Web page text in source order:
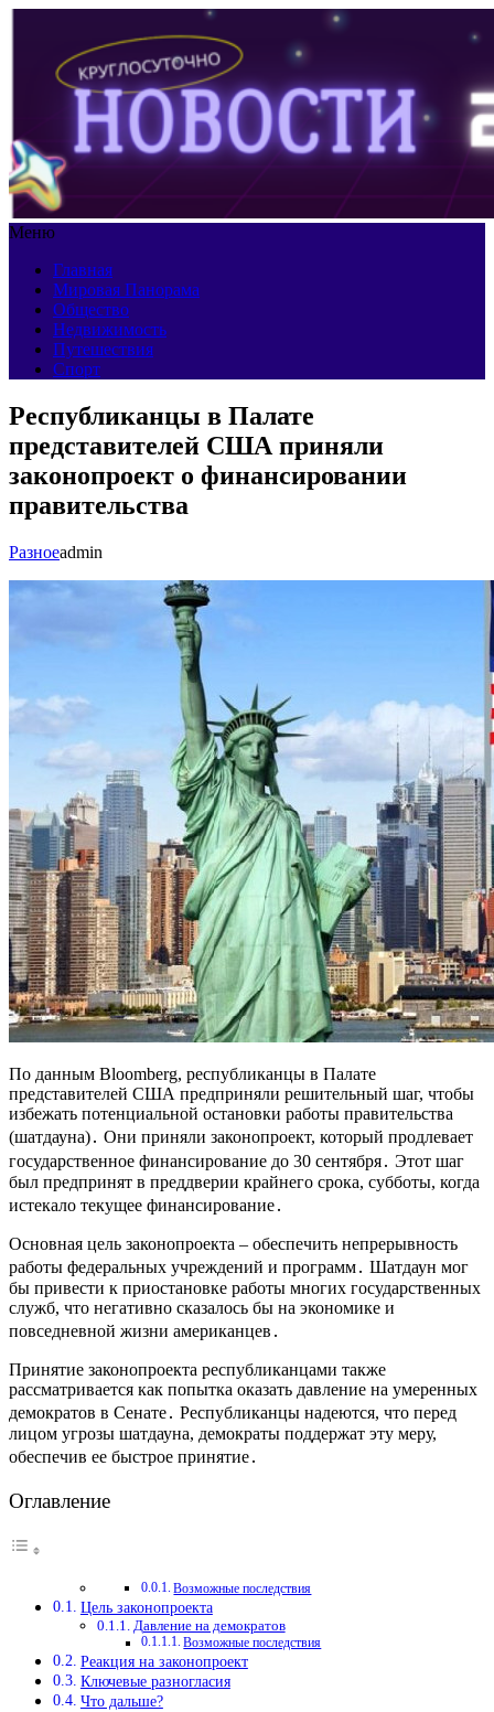
Меню
Главная
Мировая Панорама
Общество
Недвижимость
Путешествия
Спорт
Республиканцы в Палате
представителей США приняли
законопроект о финансировании
правительства
Разноеadmin
По данным Bloomberg, республиканцы в Палате
представителей США предприняли решительный шаг, чтобы
избежать потенциальной остановки работы правительства
(шатдауна)․ Они приняли законопроект, который продлевает
государственное финансирование до 30 сентября․ Этот шаг
был предпринят в преддверии крайнего срока, субботы, когда
истекало текущее финансирование․
Основная цель законопроекта – обеспечить непрерывность
работы федеральных учреждений и программ․ Шатдаун мог
бы привести к приостановке работы многих государственных
служб, что негативно сказалось бы на экономике и
повседневной жизни американцев․
Принятие законопроекта республиканцами также
рассматривается как попытка оказать давление на умеренных
демократов в Сенате․ Республиканцы надеются, что перед
лицом угрозы шатдауна, демократы поддержат эту меру,
обеспечив ее быстрое принятие․
Оглавление
Возможные последствия
Цель законопроекта
Давление на демократов
Возможные последствия
Реакция на законопроект
Ключевые разногласия
Что дальше?